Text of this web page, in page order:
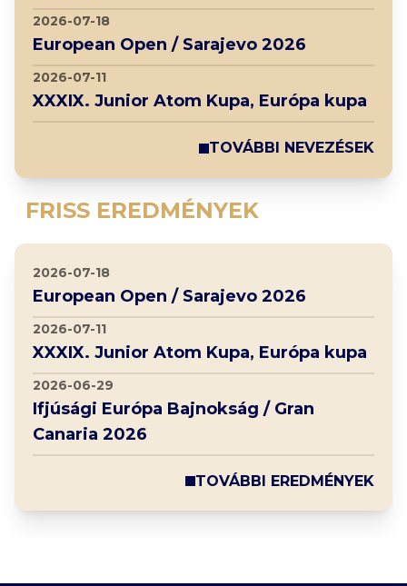
FRISS EREDMÉNYEK
2026-07-18
European Open / Sarajevo 2026
2026-07-11
XXXIX. Junior Atom Kupa, Európa kupa
TOVÁBBI NEVEZÉSEK
2026-07-18
European Open / Sarajevo 2026
2026-07-11
XXXIX. Junior Atom Kupa, Európa kupa
2026-06-29
Ifjúsági Európa Bajnokság / Gran
Canaria 2026
TOVÁBBI EREDMÉNYEK